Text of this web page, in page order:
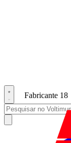
Fabricante 18